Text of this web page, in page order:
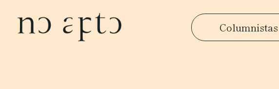
Columnistas